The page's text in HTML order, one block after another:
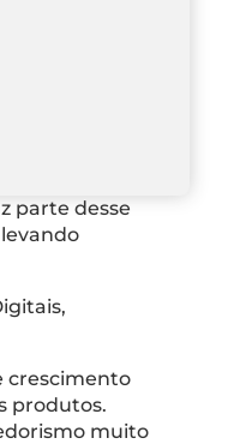
parte desse
crescimento
produtos.
muito